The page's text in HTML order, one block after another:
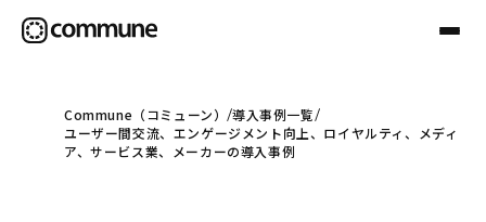
Communeについて
Commune（コミューン）
導入事例一覧
ユーザー間交流、エンゲージメント向上、ロイヤルティ、メディ
ア、サービス業、メーカーの導入事例